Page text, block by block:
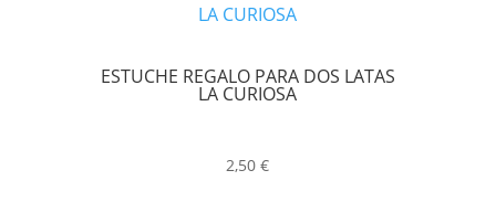
ESTUCHE REGALO PARA DOS LATAS
LA CURIOSA
2,50€